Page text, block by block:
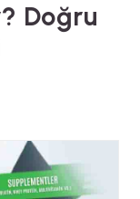
Doğru